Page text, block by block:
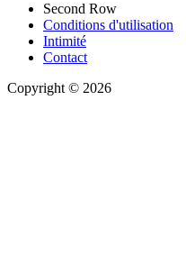
Second Row
Conditions d'utilisation
Intimité
Contact
Copyright © 2026